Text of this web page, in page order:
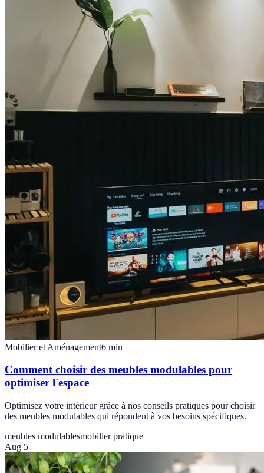
Mobilier et Aménagement6 min
Comment choisir des meubles modulables pour
optimiser l'espace
Optimisez votre intérieur grâce à nos conseils pratiques pour choisir
des meubles modulables qui répondent à vos besoins spécifiques.
meubles modulablesmobilier pratique
Aug 5